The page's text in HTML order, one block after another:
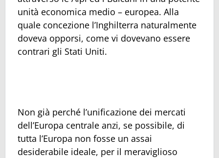
unità economica medio – europea. Alla
quale concezione l’Inghilterra naturalmente
doveva opporsi, come vi dovevano essere
contrari gli Stati Uniti.
Non già perché l’unificazione dei mercati
dell’Europa centrale anzi, se possibile, di
tutta l’Europa non fosse un assai
desiderabile ideale, per il meraviglioso